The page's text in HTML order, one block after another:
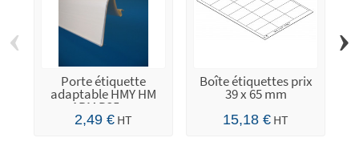
Porte étiquette
adaptable HMY HM
ARM P25 -...
2,49 € HT
Boîte étiquettes prix
39 x 65 mm
15,18 € HT
‹ ›